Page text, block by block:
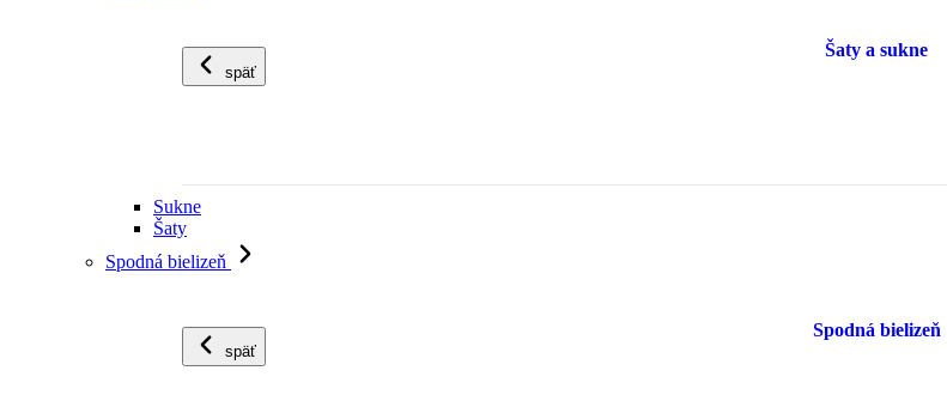
späť
Šaty a sukne
Sukne
Šaty
Spodná bielizeň
späť
Spodná bielizeň